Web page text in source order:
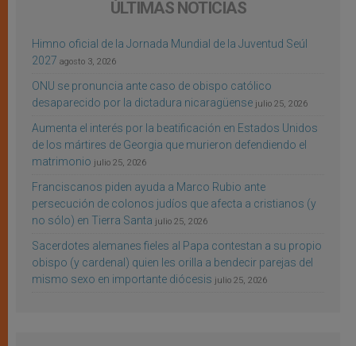
ÚLTIMAS NOTICIAS
Himno oficial de la Jornada Mundial de la Juventud Seúl
2027 agosto 3, 2026
ONU se pronuncia ante caso de obispo católico
desaparecido por la dictadura nicaragüense julio 25, 2026
Aumenta el interés por la beatificación en Estados Unidos
de los mártires de Georgia que murieron defendiendo el
matrimonio julio 25, 2026
Franciscanos piden ayuda a Marco Rubio ante
persecución de colonos judíos que afecta a cristianos (y
no sólo) en Tierra Santa julio 25, 2026
Sacerdotes alemanes fieles al Papa contestan a su propio
obispo (y cardenal) quien les orilla a bendecir parejas del
mismo sexo en importante diócesis julio 25, 2026